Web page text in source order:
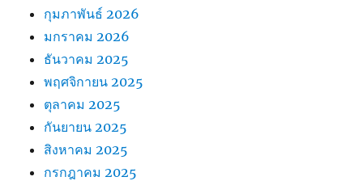
กุมภาพันธ์ 2026
มกราคม 2026
ธันวาคม 2025
พฤศจิกายน 2025
ตุลาคม 2025
กันยายน 2025
สิงหาคม 2025
กรกฎาคม 2025